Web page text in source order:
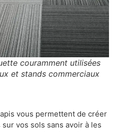
couramment utilisées
et stands commerciaux
vous permettent de créer
vos sols sans avoir à les